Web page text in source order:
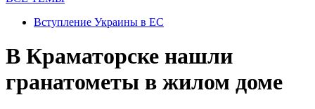
Вступление Украины в ЕС
В Краматорске нашли
гранатометы в жилом доме